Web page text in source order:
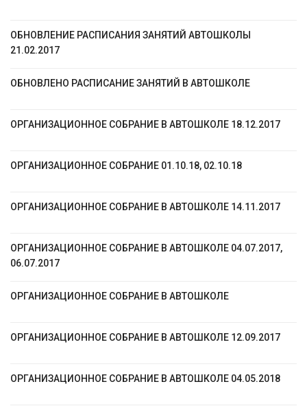
ОБНОВЛЕНИЕ РАСПИСАНИЯ ЗАНЯТИЙ АВТОШКОЛЫ
21.02.2017
ОБНОВЛЕНО РАСПИСАНИЕ ЗАНЯТИЙ В АВТОШКОЛЕ
ОРГАНИЗАЦИОННОЕ СОБРАНИЕ В АВТОШКОЛЕ 18.12.2017
ОРГАНИЗАЦИОННОЕ СОБРАНИЕ 01.10.18, 02.10.18
ОРГАНИЗАЦИОННОЕ СОБРАНИЕ В АВТОШКОЛЕ 14.11.2017
ОРГАНИЗАЦИОННОЕ СОБРАНИЕ В АВТОШКОЛЕ 04.07.2017,
06.07.2017
ОРГАНИЗАЦИОННОЕ СОБРАНИЕ В АВТОШКОЛЕ
ОРГАНИЗАЦИОННОЕ СОБРАНИЕ В АВТОШКОЛЕ 12.09.2017
ОРГАНИЗАЦИОННОЕ СОБРАНИЕ В АВТОШКОЛЕ 04.05.2018